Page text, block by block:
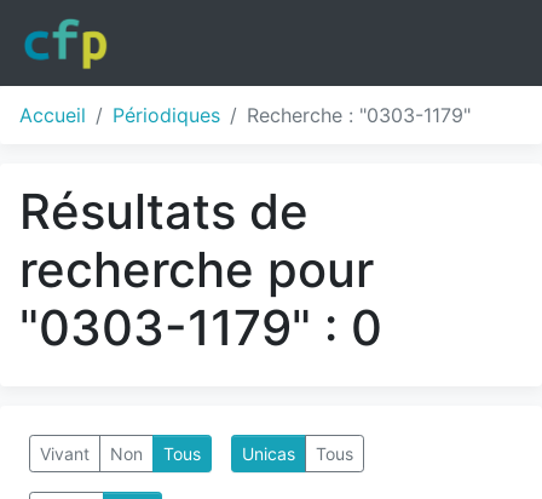
Accueil Périodiques Recherche : "0303-1179"
Résultats de
recherche pour
"0303-1179" : 0
Vivant Non Tous Unicas Tous